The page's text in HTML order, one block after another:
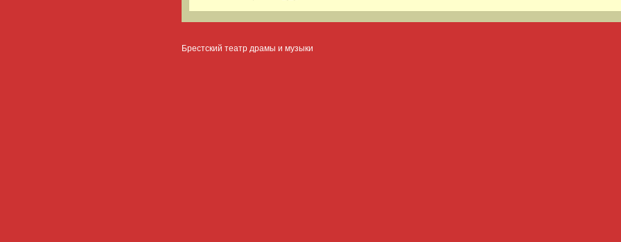
Брестский театр драмы и музыки